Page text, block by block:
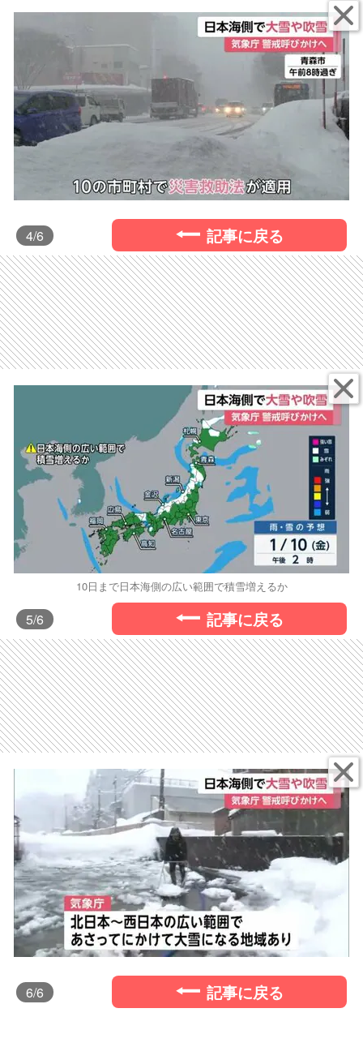
4/6 記事に戻る
10日まで日本海側の広い範囲で積雪増えるか
5/6 記事に戻る
6/6 記事に戻る